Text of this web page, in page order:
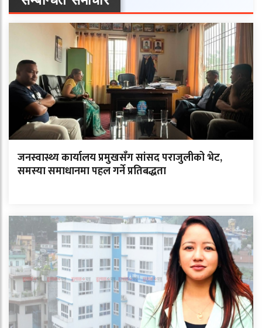
जनस्वास्थ्य कार्यालय प्रमुखसँग सांसद पराजुलीको भेट,
समस्या समाधानमा पहल गर्ने प्रतिबद्धता